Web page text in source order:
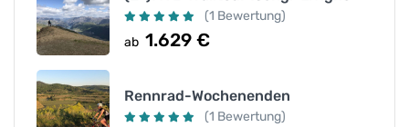
(1 Bewertung)
ab 1.629 €
Rennrad-Wochenenden
(1 Bewertung)